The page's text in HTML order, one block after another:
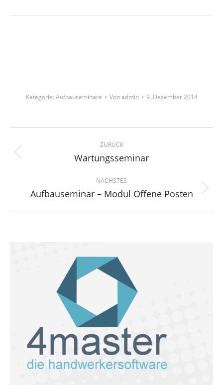
Kategorie: Aufbauseminare Vonadmin 9. Dezember 2014
Project
navigation ZURÜCK
Previous
Wartungsseminar
NÄCHSTES
Next
Aufbauseminar – Modul Offene Posten